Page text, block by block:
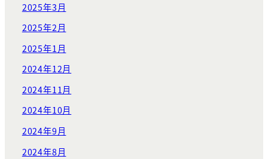
2025年3月
2025年2月
2025年1月
2024年12月
2024年11月
2024年10月
2024年9月
2024年8月